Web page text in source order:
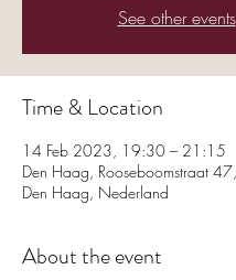
See other events
Time & Location
14 Feb 2023, 19:30 – 21:15
Den Haag, Rooseboomstraat
Den Haag, Nederland
About the event